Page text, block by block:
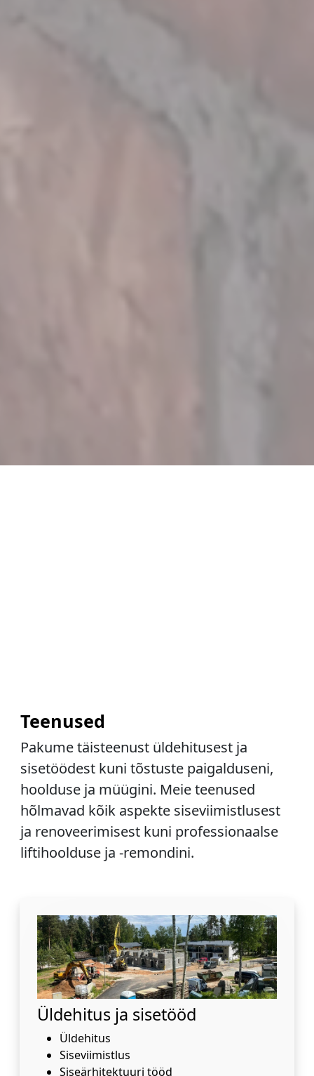
Teenused
Pakume täisteenust üldehitusest ja
sisetöödest kuni tõstuste paigalduseni,
hoolduse ja müügini. Meie teenused
hõlmavad kõik aspekte siseviimistlusest
ja renoveerimisest kuni professionaalse
liftihoolduse ja -remondini.
Üldehitus ja sisetööd
Üldehitus
Siseviimistlus
Siseärhitektuuri tööd